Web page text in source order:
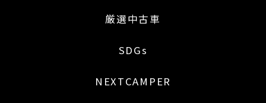
厳選中古車
SDGs
NEXTCAMPER